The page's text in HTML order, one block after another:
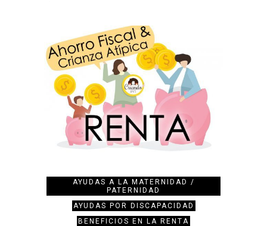
AYUDAS A LA MATERNIDAD /
PATERNIDAD
AYUDAS POR DISCAPACIDAD
BENEFICIOS EN LA RENTA